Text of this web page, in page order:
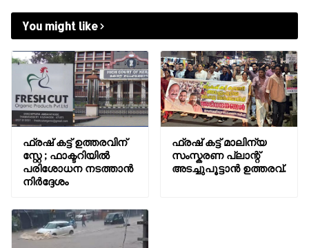
You might like
ഫ്രഷ് കട്ട് ഉത്തരവിന്
സ്റ്റേ ; ഫാക്ടറിയിൽ
പരിശോധന നടത്താൻ
നിർദ്ദേശം
ഫ്രഷ് കട്ട് മാലിന്യ
സംസ്കരണ പ്ലാന്റ്
അടച്ചുപൂട്ടാൻ ഉത്തരവ്.